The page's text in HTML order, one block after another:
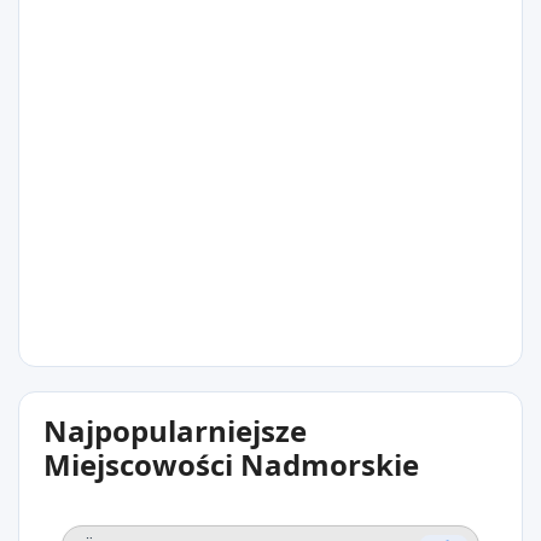
17°C
Marieberg
Najpopularniejsze
Miejscowości Nadmorskie